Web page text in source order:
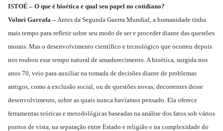
ISTOÉ – O que é bioética e qual seu papel no cotidiano?
Volnei Garrafa – Antes da Segunda Guerra Mundial, a humanidade tinha
mais tempo para refletir sobre seu modo de ser e proceder diante das questões
morais. Mas o desenvolvimento científico e tecnológico que ocorreu depois
nos roubou esse tempo natural de amadurecimento. A bioética, surgida nos
anos 70, veio para auxiliar na tomada de decisões diante de problemas
antigos, como a exclusão social, ou de questões novas, decorrentes desse
desenvolvimento, sobre as quais nunca havíamos pensado. Ela oferece
ferramentas teóricas e metodológicas baseadas na análise dos fatos sob vários
pontos de vista, na separação entre Estado e religião e na complexidade do